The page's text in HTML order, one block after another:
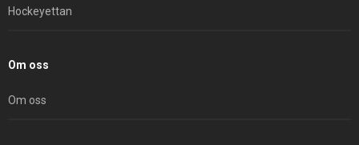
Hockeyettan
Om oss
Om oss